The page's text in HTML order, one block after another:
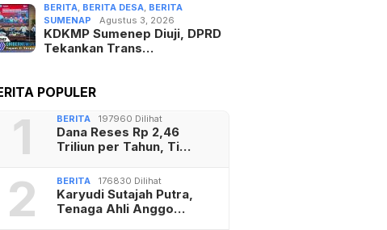
BERITA BERITA DESA BERITA
SUMENAP
Agustus 3, 2026
KDKMP Sumenep Diuji, DPRD
Tekankan Trans…
POPULER
1 BERITA 197960 Dilihat
Dana Reses Rp 2,46
Triliun per Tahun, Ti…
2 BERITA 176830 Dilihat
Karyudi Sutajah Putra,
Tenaga Ahli Anggo…